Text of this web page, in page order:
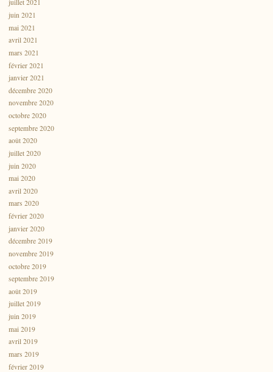
juillet 2021
juin 2021
mai 2021
avril 2021
mars 2021
février 2021
janvier 2021
décembre 2020
novembre 2020
octobre 2020
septembre 2020
août 2020
juillet 2020
juin 2020
mai 2020
avril 2020
mars 2020
février 2020
janvier 2020
décembre 2019
novembre 2019
octobre 2019
septembre 2019
août 2019
juillet 2019
juin 2019
mai 2019
avril 2019
mars 2019
février 2019